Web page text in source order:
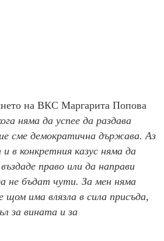
на ВКС Маргарита Попова
няма да успее да раздава
сме демократична държава. Аз
в конкретния казус няма да
право или да направи
не бъдат чути. За мен няма
щом има влязла в сила присъда,
за вината и за